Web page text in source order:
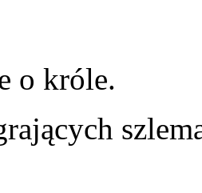
o króle.